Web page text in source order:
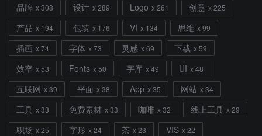
品牌 x 308 设计 x 289 Logo x 261 创意 x 225
产品 x 194 包装 x 176 VI x 134 思维 x 99
插画 x 74 字体 x 73 灵感 x 69 下载 x 59
效率 x 53 Fonts x 50 字库 x 49 UI x 48
互联网 x 39 平面 x 38 App x 35 网站 x 34
工具 x 33 免费素材 x 33 咖啡 x 32 线上工具 x 29
职场 x 25 字形 x 24 茶 x 23 VIS x 22